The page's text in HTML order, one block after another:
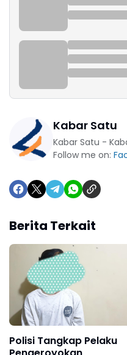
Kabar Satu
Kabar Satu -
Follow me on:
Berita Terkait
Polisi Tangkap Pelaku